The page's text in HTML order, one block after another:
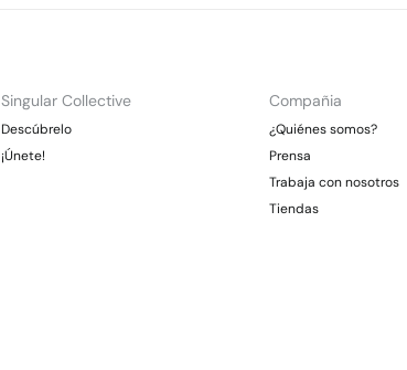
Singular Collective
Descúbrelo
¡Únete!
Compañia
¿Quiénes somos?
Prensa
Trabaja con nosotros
Tiendas